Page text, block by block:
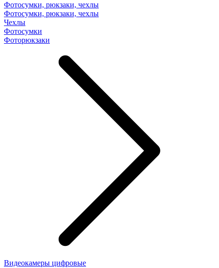
Фотосумки, рюкзаки, чехлы
Фотосумки, рюкзаки, чехлы
Чехлы
Фотосумки
Фоторюкзаки
Видеокамеры цифровые